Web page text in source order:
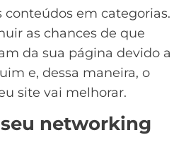
conteúdos em categorias.
as chances de que
da sua página devido a
e, dessa maneira, o
site vai melhorar.
networking